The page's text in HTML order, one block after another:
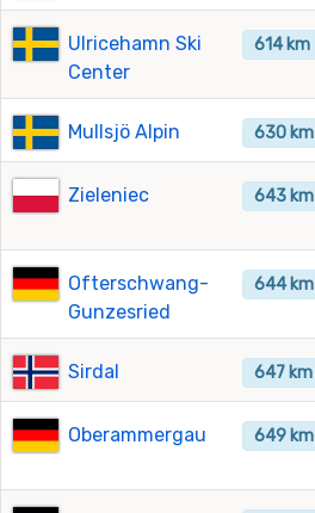
Ulricehamn Ski
Center
614 km
Mullsjö Alpin 630 km
Zieleniec 643 km
Ofterschwang-
Gunzesried
644 km
Sirdal 647 km
Oberammergau 649 km